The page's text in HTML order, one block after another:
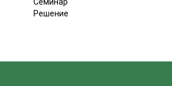
Решение